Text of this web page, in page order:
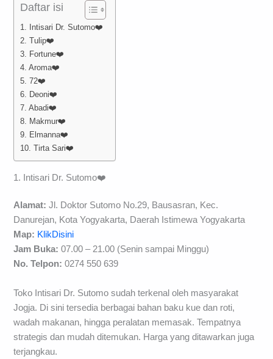
Daftar isi
1. Intisari Dr. Sutomo❤️
2. Tulip❤️
3. Fortune❤️
4. Aroma❤️
5. 72❤️
6. Deoni❤️
7. Abadi❤️
8. Makmur❤️
9. Elmanna❤️
10. Tirta Sari❤️
1. Intisari Dr. Sutomo❤️
Alamat: Jl. Doktor Sutomo No.29, Bausasran, Kec.
Danurejan, Kota Yogyakarta, Daerah Istimewa Yogyakarta
Map: KlikDisini
Jam Buka: 07.00 – 21.00 (Senin sampai Minggu)
No. Telpon: 0274 550 639
Toko Intisari Dr. Sutomo sudah terkenal oleh masyarakat
Jogja. Di sini tersedia berbagai bahan baku kue dan roti,
wadah makanan, hingga peralatan memasak. Tempatnya
strategis dan mudah ditemukan. Harga yang ditawarkan juga
terjangkau.